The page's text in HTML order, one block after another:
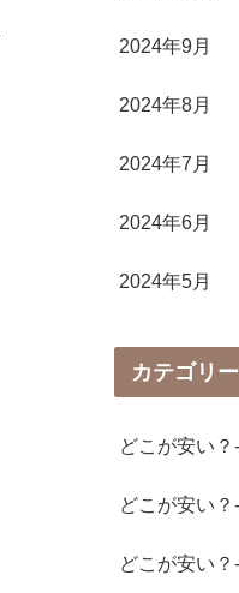
2024年9月
2024年8月
2024年7月
2024年6月
2024年5月
カテゴリー
どこが安い
どこが安い
どこが安い